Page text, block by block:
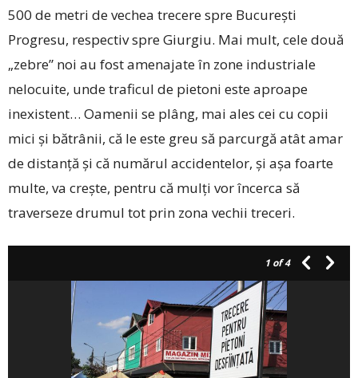
500 de metri de vechea trecere spre București
Progresu, respectiv spre Giurgiu. Mai mult, cele două
„zebre” noi au fost amenajate în zone industriale
nelocuite, unde traficul de pietoni este aproape
inexistent… Oamenii se plâng, mai ales cei cu copii
mici și bătrânii, că le este greu să parcurgă atât amar
de distanță și că numărul accidentelor, și așa foarte
multe, va crește, pentru că mulți vor încerca să
traverseze drumul tot prin zona vechii treceri.
1 of 4